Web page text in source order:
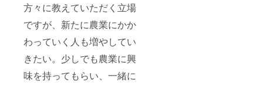
方々に教えていただく立場
ですが、新たに農業にかか
わっていく人も増やしてい
きたい。少しでも農業に興
味を持ってもらい、一緒に